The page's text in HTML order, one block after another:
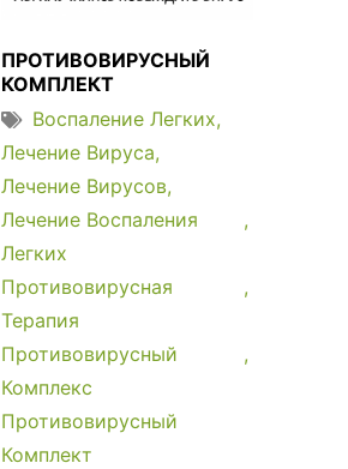
ПРОТИВОВИРУСНЫЙ
КОМПЛЕКТ
Воспаление Легких
Лечение Вируса
Лечение Вирусов
Лечение Воспаления
Легких
Противовирусная
Терапия
Противовирусный
Комплекс
Противовирусный
Комплект